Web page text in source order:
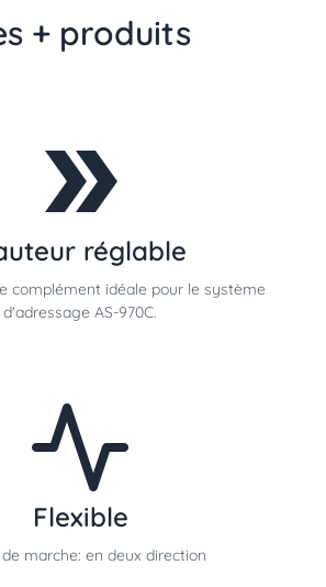
+ produits
réglable
complément idéale pour le système
d'adressage AS-970C.
Flexible
marche: en deux direction